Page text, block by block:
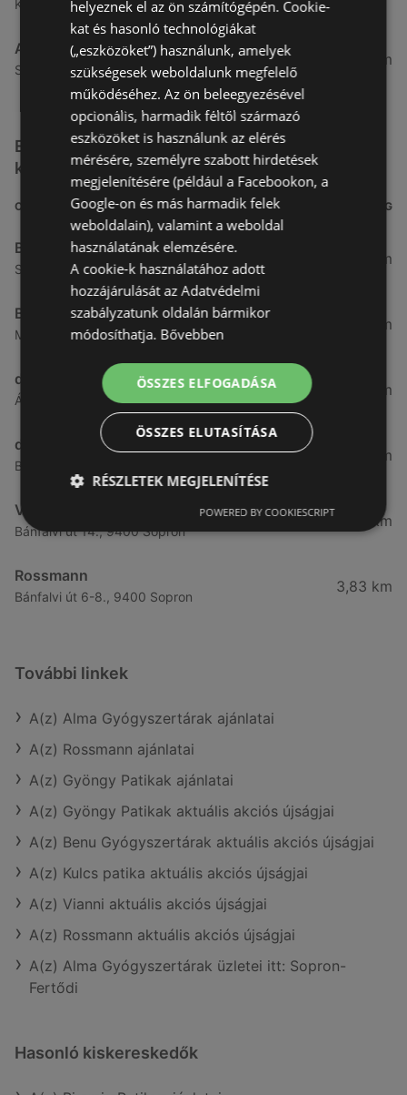
Kertekalja u. 1, 9437 Hegykő
Alma Gyógyszertárak
Szabadság u. 31, 9431 Fertőd
27,8 km
Egyéb Kozmetikumok és Drogéria üzletek a
közelben
CÍM TÁVOLSÁG
Benu Gyógyszertárak
Soproni utca 18., 9423 Ágfalva
0,27 km
Benu Gyógyszertárak
Malompatak U.10, 9400 Sopron
2,55 km
dm
Ágfalvi út 4, 9400, 9400 Sopron
3,26 km
dm
Besenyő u. 23, 9400 Sopron
3,28 km
Vianni
Bánfalvi út 14., 9400 Sopron
3,57 km
Rossmann
Bánfalvi út 6-8., 9400 Sopron
3,83 km
További linkek
A(z) Alma Gyógyszertárak ajánlatai
A(z) Rossmann ajánlatai
A(z) Gyöngy Patikak ajánlatai
A(z) Gyöngy Patikak aktuális akciós újságjai
A(z) Benu Gyógyszertárak aktuális akciós újságjai
A(z) Kulcs patika aktuális akciós újságjai
A(z) Vianni aktuális akciós újságjai
A(z) Rossmann aktuális akciós újságjai
A(z) Alma Gyógyszertárak üzletei itt: Sopron-
Fertődi
Hasonló kiskereskedők
helyeznek el az ön számítógépén. Cookie-
kat és hasonló technológiákat
(„eszközöket”) használunk, amelyek
szükségesek weboldalunk megfelelő
működéséhez. Az ön beleegyezésével
opcionális, harmadik féltől származó
eszközöket is használunk az elérés
mérésére, személyre szabott hirdetések
megjelenítésére (például a Facebookon, a
Google-on és más harmadik felek
weboldalain), valamint a weboldal
használatának elemzésére.
A cookie-k használatához adott
hozzájárulását az Adatvédelmi
szabályzatunk oldalán bármikor
módosíthatja. Bővebben
ÖSSZES ELFOGADÁSA
ÖSSZES ELUTASÍTÁSA
RÉSZLETEK MEGJELENÍTÉSE
POWERED BY COOKIESCRIPT